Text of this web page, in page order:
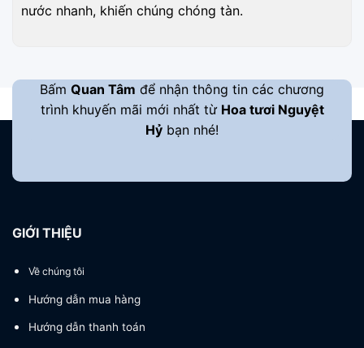
nước nhanh, khiến chúng chóng tàn.
Bấm Quan Tâm để nhận thông tin các chương
trình khuyến mãi mới nhất từ Hoa tươi Nguyệt
Hỷ bạn nhé!
GIỚI THIỆU
Về chúng tôi
Hướng dẫn mua hàng
Hướng dẫn thanh toán